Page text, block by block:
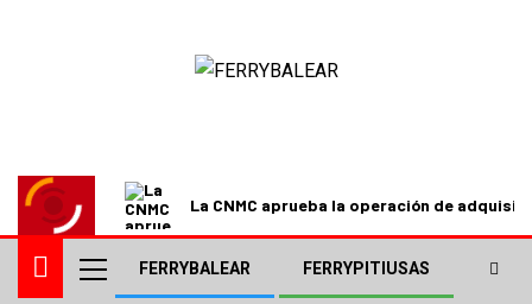
La CNMC aprueba la operación de
FERRYBALEAR FERRYPITIUSAS